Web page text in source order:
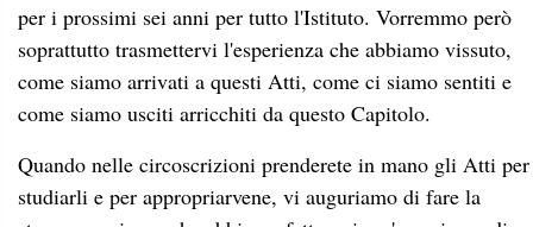
per i prossimi sei anni per tutto l'Istituto. Vorremmo però
soprattutto trasmettervi l'esperienza che abbiamo vissuto,
come siamo arrivati a questi Atti, come ci siamo sentiti e
come siamo usciti arricchiti da questo Capitolo.
Quando nelle circoscrizioni prenderete in mano gli Atti per
studiarli e per appropriarvene, vi auguriamo di fare la